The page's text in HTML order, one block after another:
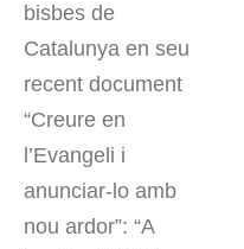
bisbes de
Catalunya en seu
recent document
“Creure en
l’Evangeli i
anunciar-lo amb
nou ardor”: “A